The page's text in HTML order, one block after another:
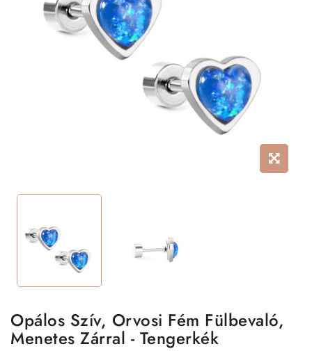
Opálos Szív, Orvosi Fém Fülbevaló,
Menetes Zárral - Tengerkék